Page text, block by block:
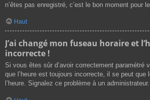
n’êtes pas enregistré, c’est le bon moment pour
Haut
J’ai changé mon fuseau horaire et
incorrecte !
Si vous êtes sûr d’avoir correctement paramétré
que l’heure est toujours incorrecte, il se peut que
l’heure. Signalez ce problème à un administrateur.